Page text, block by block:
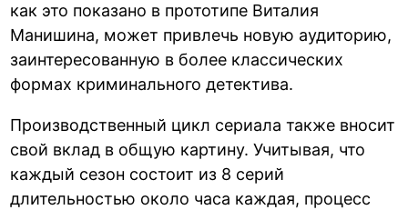
как это показано в прототипе Виталия
Манишина, может привлечь новую аудиторию,
заинтересованную в более классических
формах криминального детектива.
Производственный цикл сериала также вносит
свой вклад в общую картину. Учитывая, что
каждый сезон состоит из 8 серий
длительностью около часа каждая, процесс